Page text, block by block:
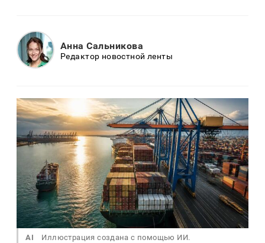
Анна Сальникова
Редактор новостной ленты
AI Иллюстрация создана с помощью ИИ.